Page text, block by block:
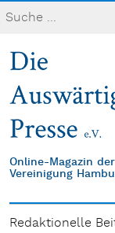
Online-Magazin
Vereinigung
Redaktionelle